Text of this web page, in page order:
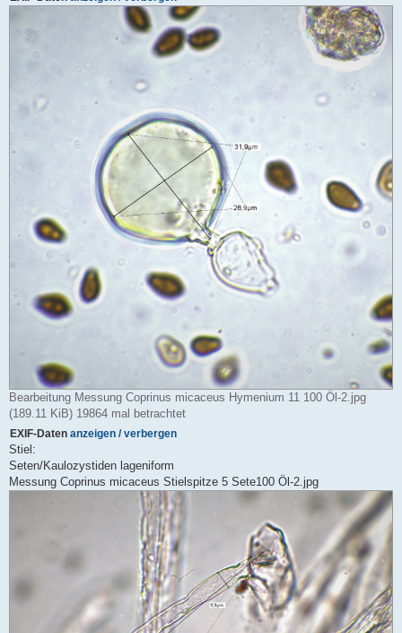
Bearbeitung Messung Coprinus micaceus Hymenium 11 100 Öl-2.jpg
(189.11 KiB) 19864 mal betrachtet
EXIF-Daten anzeigen / verbergen
Stiel:
Seten/Kaulozystiden lageniform
Messung Coprinus micaceus Stielspitze 5 Sete100 Öl-2.jpg